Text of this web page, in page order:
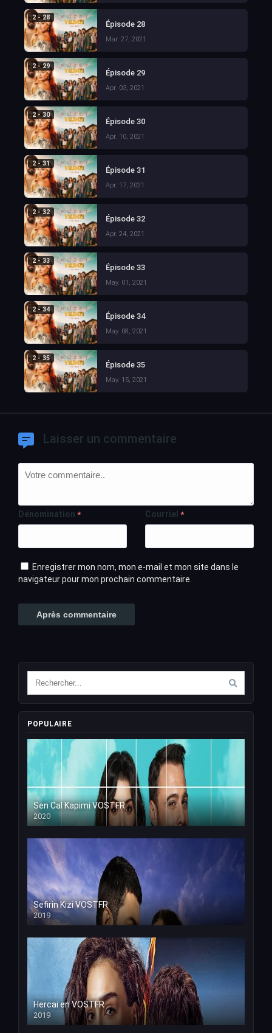
2 - 28
Épisode 28
Mar. 27, 2021
2 - 29
Épisode 29
Apr. 03, 2021
2 - 30
Épisode 30
Apr. 10, 2021
2 - 31
Épisode 31
Apr. 17, 2021
2 - 32
Épisode 32
Apr. 24, 2021
2 - 33
Épisode 33
May. 01, 2021
2 - 34
Épisode 34
May. 08, 2021
2 - 35
Épisode 35
May. 15, 2021
Laisser un commentaire
Dénomination * Courriel *
Enregistrer mon nom, mon e-mail et mon site dans le
navigateur pour mon prochain commentaire.
POPULAIRE
Sen Cal Kapimi VOSTFR
2020
Sefirin Kizi VOSTFR
2019
Hercai en VOSTFR
2019